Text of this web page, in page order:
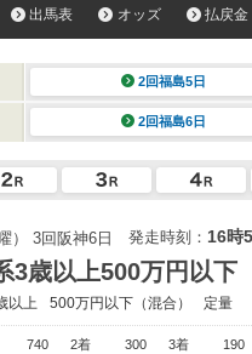
出馬表 オッズ 払戻金
2回福島5日
2回福島6日
） 3回阪神6日 発走時刻： 16時
3歳以上500万円以下
以上 500万円以下 （混合） 定量
740 2着 300 3着 190